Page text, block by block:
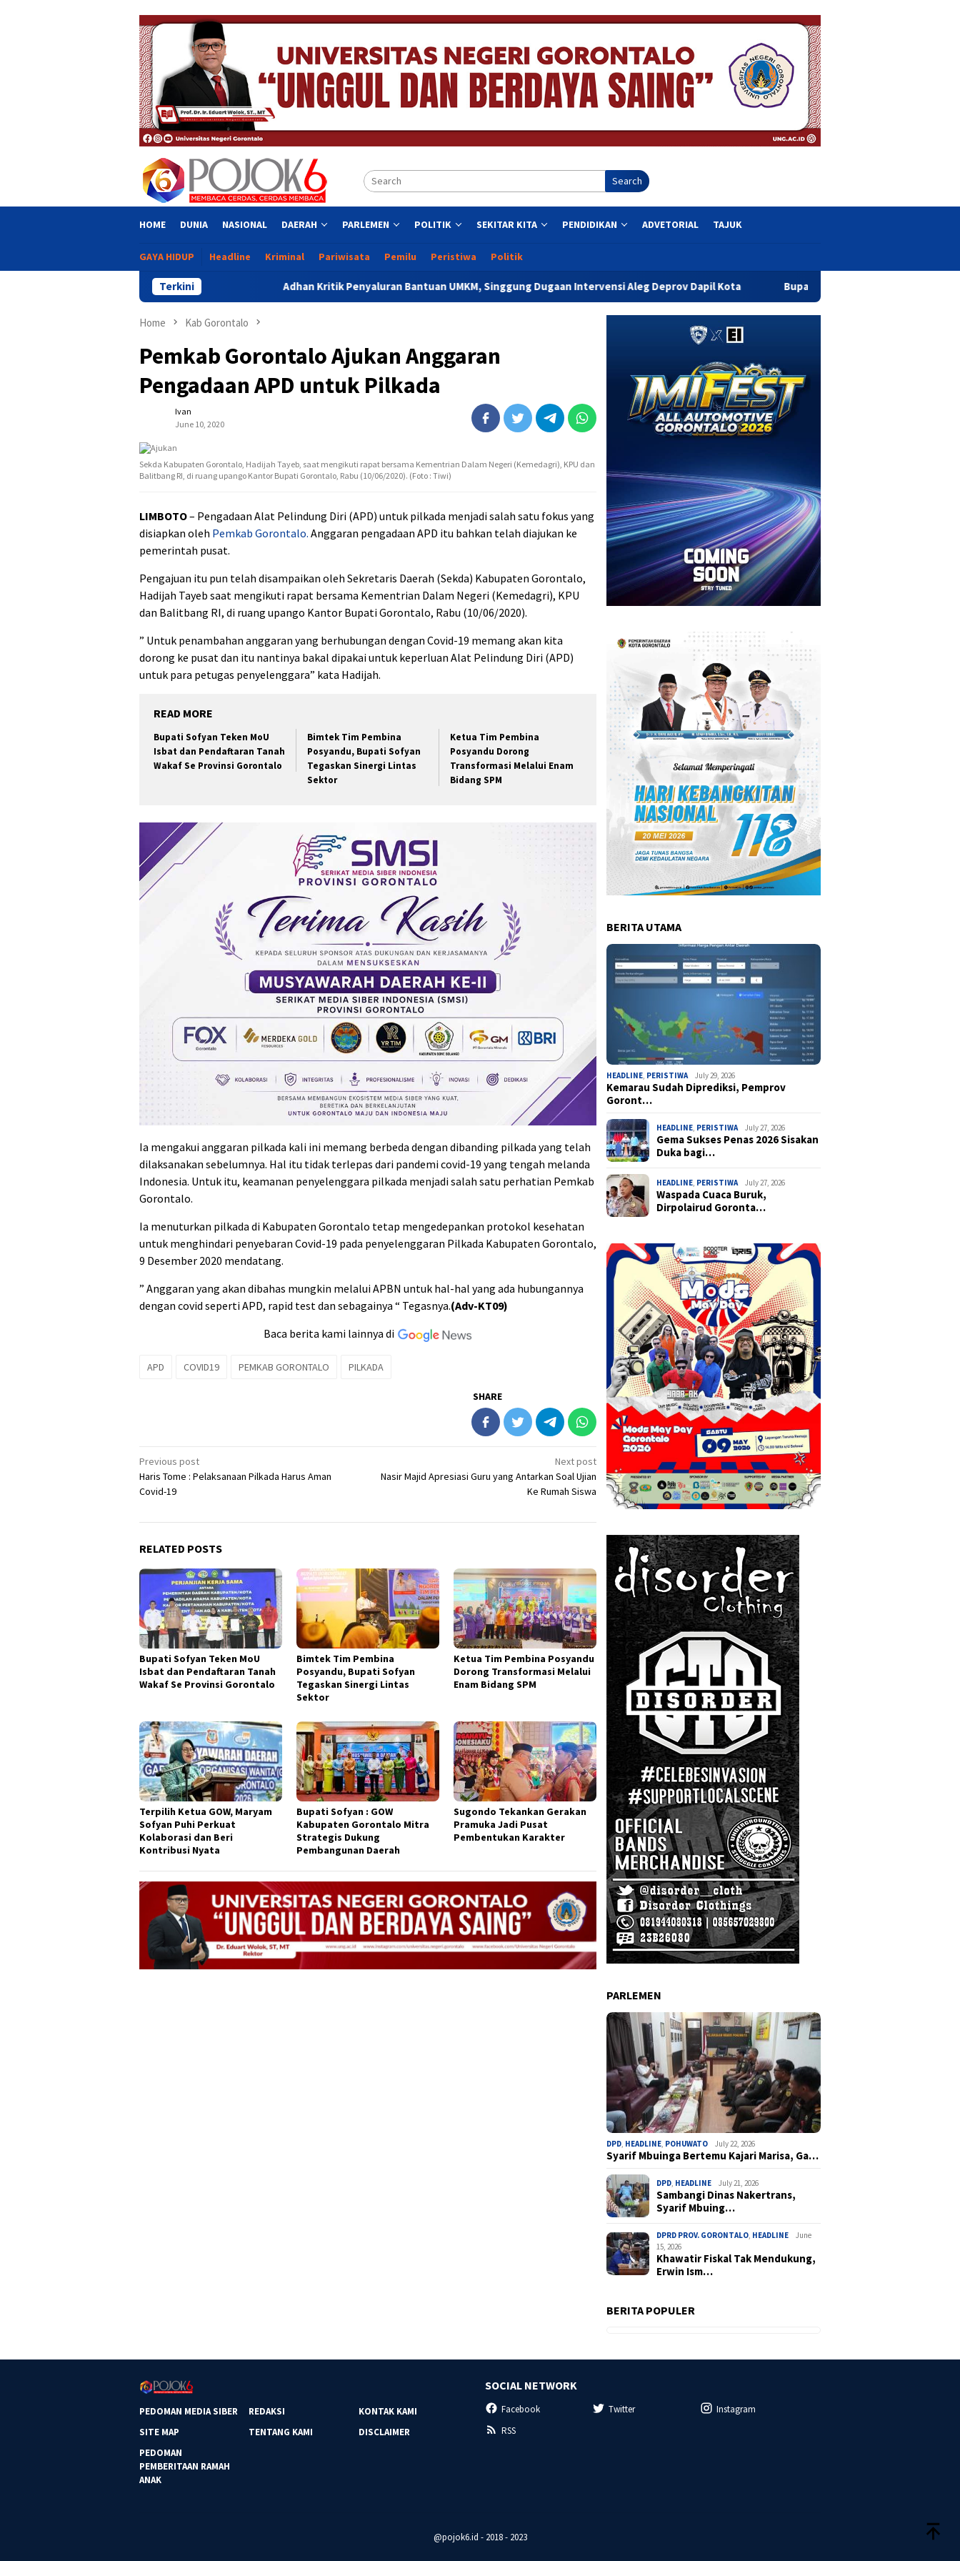
Search
HOME DUNIA NASIONAL DAERAH PARLEMEN POLITIK SEKITAR KITA PENDIDIKAN ADVETORIAL TAJUK
GAYA HIDUP Headline Kriminal Pariwisata Pemilu Peristiwa Politik
TerkiniAdhan Kritik Penyaluran Bantuan UMKM, Singgung Dugaan Intervensi Aleg Deprov Dapil Kota Bupati Sofyan Teken MoU Isbat dan Pendaftaran
Home Kab Gorontalo
Pemkab Gorontalo Ajukan Anggaran
Pengadaan APD untuk Pilkada
Ivan
June 10, 2020
Sekda Kabupaten Gorontalo, Hadijah Tayeb, saat mengikuti rapat bersama Kementrian Dalam Negeri (Kemedagri), KPU dan
Balitbang RI, di ruang upango Kantor Bupati Gorontalo, Rabu (10/06/2020). (Foto : Tiwi)
LIMBOTO– Pengadaan Alat Pelindung Diri (APD) untuk pilkada menjadi salah satu fokus yang
disiapkan oleh Pemkab Gorontalo. Anggaran pengadaan APD itu bahkan telah diajukan ke
pemerintah pusat.
Pengajuan itu pun telah disampaikan oleh Sekretaris Daerah (Sekda) Kabupaten Gorontalo,
Hadijah Tayeb saat mengikuti rapat bersama Kementrian Dalam Negeri (Kemedagri), KPU
dan Balitbang RI, di ruang upango Kantor Bupati Gorontalo, Rabu (10/06/2020).
” Untuk penambahan anggaran yang berhubungan dengan Covid-19 memang akan kita
dorong ke pusat dan itu nantinya bakal dipakai untuk keperluan Alat Pelindung Diri (APD)
untuk para petugas penyelenggara” kata Hadijah.
READ MORE
Bupati Sofyan Teken MoU
Isbat dan Pendaftaran Tanah
Wakaf Se Provinsi Gorontalo
Bimtek Tim Pembina
Posyandu, Bupati Sofyan
Tegaskan Sinergi Lintas
Sektor
Ketua Tim Pembina
Posyandu Dorong
Transformasi Melalui Enam
Bidang SPM
Ia mengakui anggaran pilkada kali ini memang berbeda dengan dibanding pilkada yang telah
dilaksanakan sebelumnya. Hal itu tidak terlepas dari pandemi covid-19 yang tengah melanda
Indonesia. Untuk itu, keamanan penyelenggara pilkada menjadi salah satu perhatian Pemkab
Gorontalo.
Ia menuturkan pilkada di Kabupaten Gorontalo tetap mengedepankan protokol kesehatan
untuk menghindari penyebaran Covid-19 pada penyelenggaran Pilkada Kabupaten Gorontalo,
9 Desember 2020 mendatang.
” Anggaran yang akan dibahas mungkin melalui APBN untuk hal-hal yang ada hubungannya
dengan covid seperti APD, rapid test dan sebagainya “ Tegasnya.(Adv-KT09)
Baca berita kami lainnya di
APD COVID19 PEMKAB GORONTALO PILKADA
SHARE
Post
navigation
Previous post
Haris Tome : Pelaksanaan Pilkada Harus Aman
Covid-19
Next post
Nasir Majid Apresiasi Guru yang Antarkan Soal Ujian
Ke Rumah Siswa
RELATED POSTS
Bupati Sofyan Teken MoU
Isbat dan Pendaftaran Tanah
Wakaf Se Provinsi Gorontalo
Bimtek Tim Pembina
Posyandu, Bupati Sofyan
Tegaskan Sinergi Lintas
Sektor
Ketua Tim Pembina Posyandu
Dorong Transformasi Melalui
Enam Bidang SPM
Terpilih Ketua GOW, Maryam
Sofyan Puhi Perkuat
Kolaborasi dan Beri
Kontribusi Nyata
Bupati Sofyan : GOW
Kabupaten Gorontalo Mitra
Strategis Dukung
Pembangunan Daerah
Sugondo Tekankan Gerakan
Pramuka Jadi Pusat
Pembentukan Karakter
BERITA UTAMA
HEADLINE, PERISTIWA July 29, 2026
Kemarau Sudah Diprediksi, Pemprov
Goront…
HEADLINE, PERISTIWA July 27, 2026
Gema Sukses Penas 2026 Sisakan
Duka bagi…
HEADLINE, PERISTIWA July 27, 2026
Waspada Cuaca Buruk,
Dirpolairud Goronta…
PARLEMEN
DPD, HEADLINE, POHUWATO July 22, 2026
Syarif Mbuinga Bertemu Kajari Marisa, Ga…
DPD, HEADLINE July 21, 2026
Sambangi Dinas Nakertrans,
Syarif Mbuing…
DPRD PROV. GORONTALO, HEADLINE
June
15, 2026
Khawatir Fiskal Tak Mendukung,
Erwin Ism…
BERITA POPULER
PEDOMAN MEDIA SIBER REDAKSI
KONTAK KAMI
SITE MAP
TENTANG KAMI
DISCLAIMER
PEDOMAN
PEMBERITAAN RAMAH
ANAK
SOCIAL NETWORK
Facebook Twitter
Instagram
RSS
@pojok6.id - 2018 - 2023